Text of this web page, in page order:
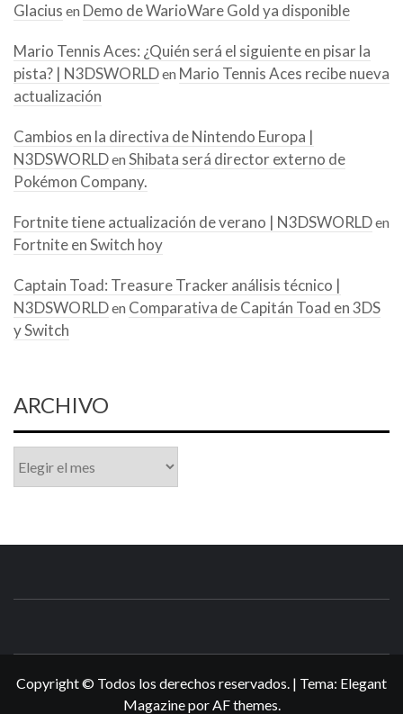
Glacius en Demo de WarioWare Gold ya disponible
Mario Tennis Aces: ¿Quién será el siguiente en pisar la
pista? | N3DSWORLDen Mario Tennis Aces recibe nueva
actualización
Cambios en la directiva de Nintendo Europa |
N3DSWORLDen Shibata será director externo de
Pokémon Company.
Fortnite tiene actualización de verano | N3DSWORLDen
Fortnite en Switch hoy
Captain Toad: Treasure Tracker análisis técnico |
N3DSWORLDen Comparativa de Capitán Toad en 3DS
y Switch
ARCHIVO
Copyright © Todos los derechos reservados. | Tema: Elegant
MagazineporAF themes.